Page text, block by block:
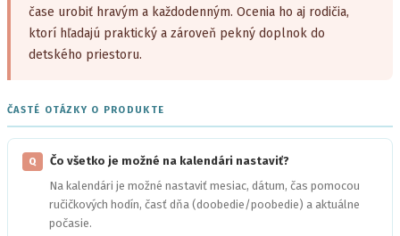
čase urobiť hravým a každodenným. Ocenia ho aj rodičia,
ktorí hľadajú praktický a zároveň pekný doplnok do
detského priestoru.
ČASTÉ OTÁZKY O PRODUKTE
Q
Čo všetko je možné na kalendári nastaviť?
Na kalendári je možné nastaviť mesiac, dátum, čas pomocou
ručičkových hodín, časť dňa (doobedie/poobedie) a aktuálne
počasie.